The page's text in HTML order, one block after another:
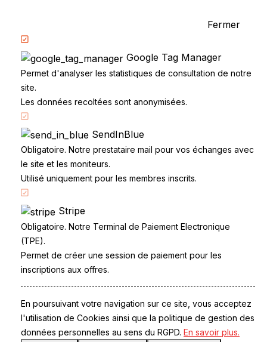
Accueil
Code de la route
Partenaires
Permis à points
CandidatLibre.net
Conditions générales
Contact
Le Permis
Examen du permis
Réglementation
Fermer
Google Tag Manager
Permet d'analyser les statistiques de consultation de notre
site.
Les données recoltées sont anonymisées.
SendInBlue
Obligatoire. Notre prestataire mail pour vos échanges avec
le site et les moniteurs.
Utilisé uniquement pour les membres inscrits.
Stripe
Obligatoire. Notre Terminal de Paiement Electronique
(TPE).
Permet de créer une session de paiement pour les
inscriptions aux offres.
En poursuivant votre navigation sur ce site, vous acceptez
l'utilisation de Cookies ainsi que la politique de gestion des
données personnelles au sens du RGPD. En savoir plus.